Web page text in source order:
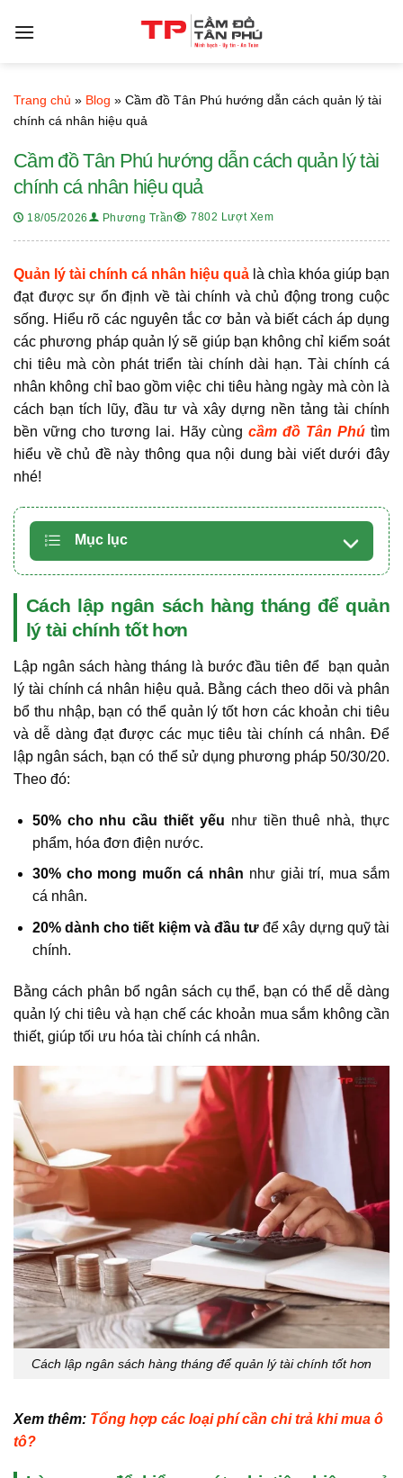
qua
Trang chủ » Blog » Cầm đồ Tân Phú hướng dẫn cách quản lý tài
chính cá nhân hiệu quả
Cầm đồ Tân Phú hướng dẫn cách quản lý tài
chính cá nhân hiệu quả
18/05/2026 Phương Trần 7802 Lượt Xem
Quản lý tài chính cá nhân hiệu quả là chìa khóa giúp bạn
đạt được sự ổn định về tài chính và chủ động trong cuộc
sống. Hiểu rõ các nguyên tắc cơ bản và biết cách áp dụng
các phương pháp quản lý sẽ giúp bạn không chỉ kiểm soát
chi tiêu mà còn phát triển tài chính dài hạn. Tài chính cá
nhân không chỉ bao gồm việc chi tiêu hàng ngày mà còn là
cách bạn tích lũy, đầu tư và xây dựng nền tảng tài chính
bền vững cho tương lai. Hãy cùng cầm đồ Tân Phú tìm
hiểu về chủ đề này thông qua nội dung bài viết dưới đây
nhé!
Mục lục
Cách lập ngân sách hàng tháng để quản
lý tài chính tốt hơn
Lập ngân sách hàng tháng là bước đầu tiên để bạn quản
lý tài chính cá nhân hiệu quả. Bằng cách theo dõi và phân
bổ thu nhập, bạn có thể quản lý tốt hơn các khoản chi tiêu
và dễ dàng đạt được các mục tiêu tài chính cá nhân. Để
lập ngân sách, bạn có thể sử dụng phương pháp 50/30/20.
Theo đó:
50% cho nhu cầu thiết yếu như tiền thuê nhà, thực
phẩm, hóa đơn điện nước.
30% cho mong muốn cá nhân như giải trí, mua sắm
cá nhân.
20% dành cho tiết kiệm và đầu tư để xây dựng quỹ tài
chính.
Bằng cách phân bổ ngân sách cụ thể, bạn có thể dễ dàng
quản lý chi tiêu và hạn chế các khoản mua sắm không cần
thiết, giúp tối ưu hóa tài chính cá nhân.
Cách lập ngân sách hàng tháng để quản lý tài chính tốt hơn
Xem thêm: Tổng hợp các loại phí cần chi trả khi mua ô
tô?